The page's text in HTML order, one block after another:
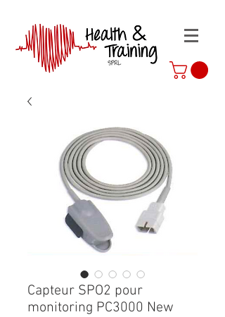
Capteur SPO2 pour
monitoring PC3000 New